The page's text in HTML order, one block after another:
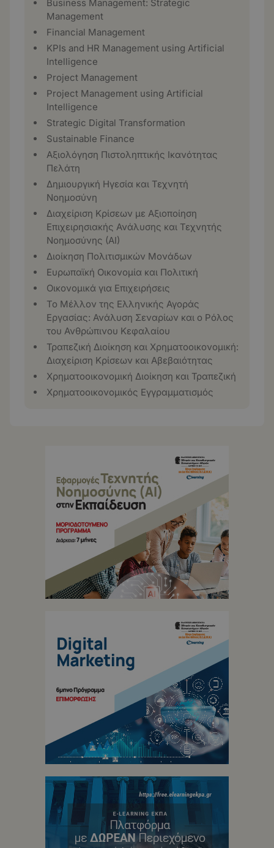
Business Management: Strategic
Management
Financial Management
KPIs and HR Management using Artificial
Intelligence
Project Management
Project Management using Artificial
Intelligence
Strategic Digital Transformation
Sustainable Finance
Αξιολόγηση Πιστοληπτικής Ικανότητας
Πελάτη
Δημιουργική Ηγεσία και Τεχνητή
Νοημοσύνη
Διαχείριση Κρίσεων με Αξιοποίηση
Επιχειρησιακής Ανάλυσης και Τεχνητής
Νοημοσύνης (ΑΙ)
Διοίκηση Πολιτισμικών Μονάδων
Ευρωπαϊκή Οικονομία και Πολιτική
Οικονομικά για Επιχειρήσεις
Το Μέλλον της Ελληνικής Αγοράς
Εργασίας: Ανάλυση Σεναρίων και ο Ρόλος
του Ανθρώπινου Κεφαλαίου
Τραπεζική Διοίκηση και Χρηματοοικονομική:
Διαχείριση Κρίσεων και Αβεβαιότητας
Χρηματοοικονομική Διοίκηση και Τραπεζική
Χρηματοοικονομικός Εγγραμματισμός